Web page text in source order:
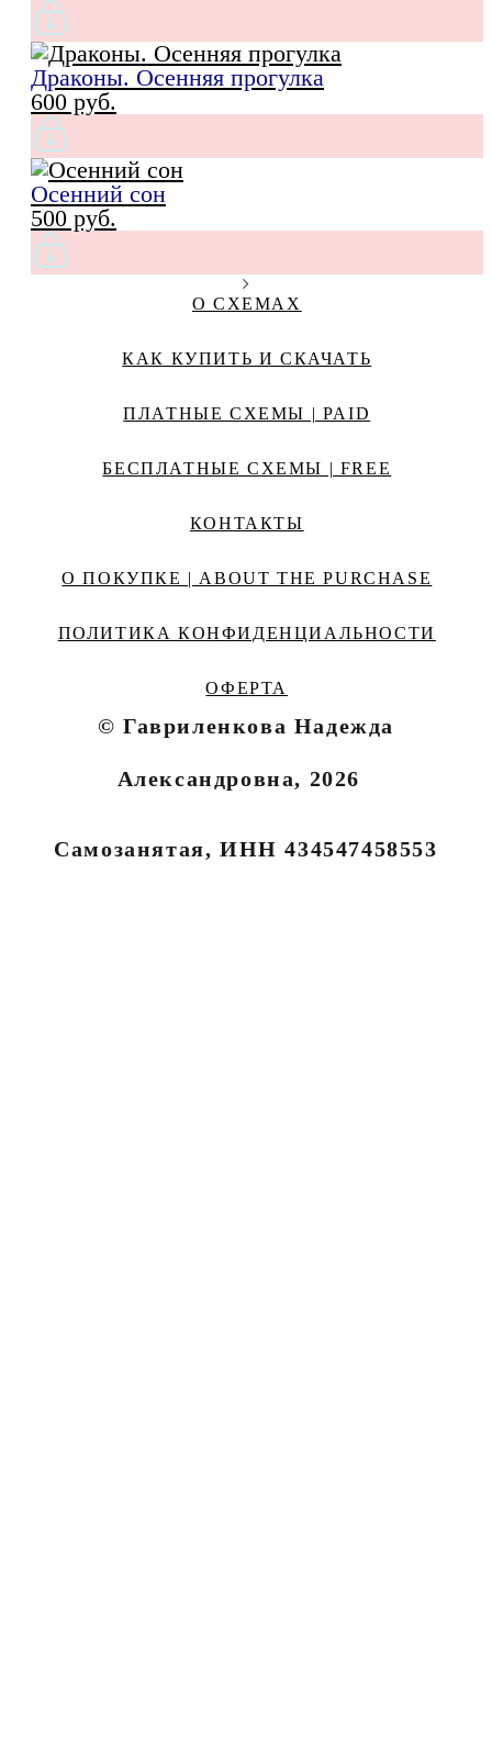
Драконы. Осенняя прогулка
600 pуб.
Осенний сон
500 pуб.
О СХЕМАХ
КАК КУПИТЬ И СКАЧАТЬ
ПЛАТНЫЕ СХЕМЫ | PAID
БЕСПЛАТНЫЕ СХЕМЫ | FREE
КОНТАКТЫ
О ПОКУПКЕ | ABOUT THE PURCHASE
ПОЛИТИКА КОНФИДЕНЦИАЛЬНОСТИ
ОФЕРТА
© Гавриленкова Надежда
Александровна, 2026
Самозанятая, ИНН 434547458553